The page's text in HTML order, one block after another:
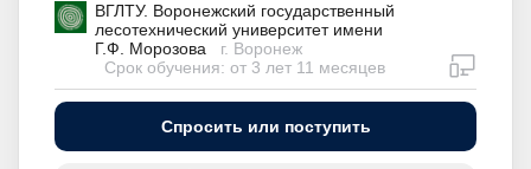
ВГЛТУ. Воронежский государственный
лесотехнический университет имени
Г.Ф. Морозова
г. Воронеж
Срок обучения: от 3 лет 11 месяцев
Спросить или поступить